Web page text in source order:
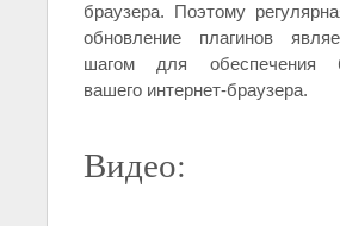
браузера. Поэтому
обновление плагинов
шагом для обеспечения
вашего интернет-браузера.
Видео: